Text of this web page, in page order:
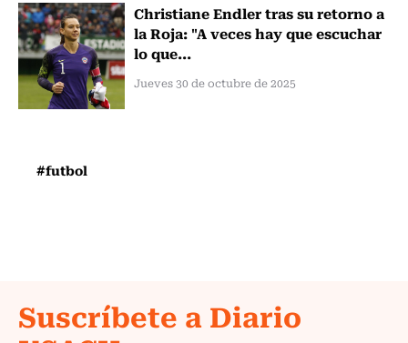
Christiane Endler tras su retorno a
la Roja: "A veces hay que escuchar
lo que...
Jueves 30 de octubre de 2025
#futbol